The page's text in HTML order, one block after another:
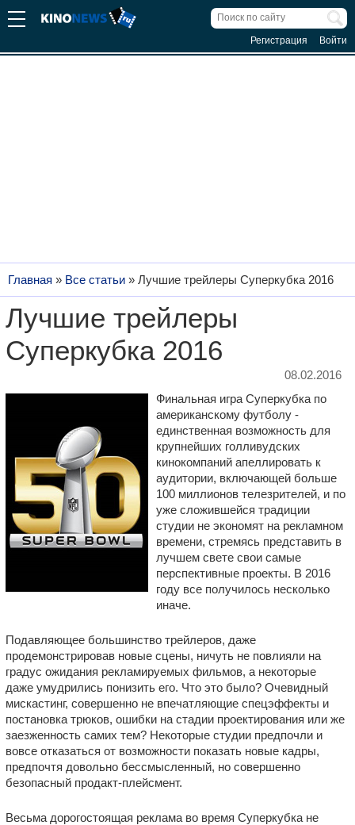
Регистрация Войти
Главная » Все статьи » Лучшие трейлеры Суперкубка 2016
Лучшие трейлеры
Суперкубка 2016
08.02.2016
Финальная игра Суперкубка по
американскому футболу -
единственная возможность для
крупнейших голливудских
кинокомпаний апеллировать к
аудитории, включающей больше
100 миллионов телезрителей, и по
уже сложившейся традиции
студии не экономят на рекламном
времени, стремясь представить в
лучшем свете свои самые
перспективные проекты. В 2016
году все получилось несколько
иначе.
Подавляющее большинство трейлеров, даже
продемонстрировав новые сцены, ничуть не повлияли на
градус ожидания рекламируемых фильмов, а некоторые
даже умудрились понизить его. Что это было? Очевидный
мискастинг, совершенно не впечатляющие спецэффекты и
постановка трюков, ошибки на стадии проектирования или же
заезженность самих тем? Некоторые студии предпочли и
вовсе отказаться от возможности показать новые кадры,
предпочтя довольно бессмысленный, но совершенно
безопасный продакт-плейсмент.
Весьма дорогостоящая реклама во время Суперкубка не